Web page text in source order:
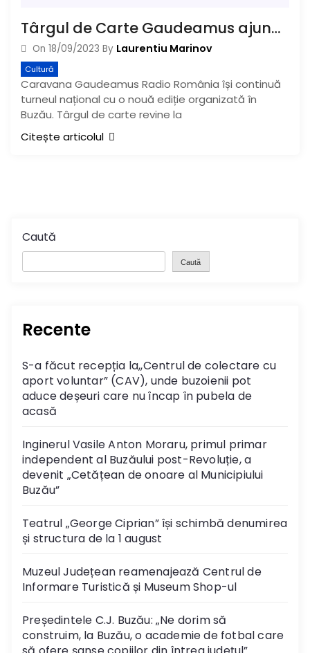
Târgul de Carte Gaudeamus ajunge la Centrul Muzeal „I. C. Brătianu”
On 18/09/2023 By Laurentiu Marinov
Cultură
Caravana Gaudeamus Radio România își continuă
turneul național cu o nouă ediție organizată în
Buzău. Târgul de carte revine la
Citește articolul
Caută
Caută
Recente
S-a făcut recepția la,,Centrul de colectare cu
aport voluntar” (CAV), unde buzoienii pot
aduce deșeuri care nu încap în pubela de
acasă
Inginerul Vasile Anton Moraru, primul primar
independent al Buzăului post-Revoluție, a
devenit „Cetățean de onoare al Municipiului
Buzău”
Teatrul „George Ciprian” își schimbă denumirea
și structura de la 1 august
Muzeul Județean reamenajează Centrul de
Informare Turistică și Museum Shop-ul
Președintele C.J. Buzău: „Ne dorim să
construim, la Buzău, o academie de fotbal care